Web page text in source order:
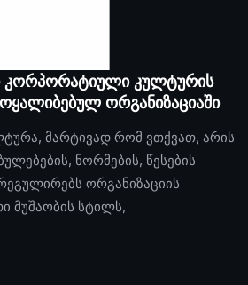
კორპორატიული კულტურის
ორგანიზაციაში
მარტივად რომ ვთქვათ, არის
ნორმების, წესების
ორგანიზაციის
მუშაობის სტილს,